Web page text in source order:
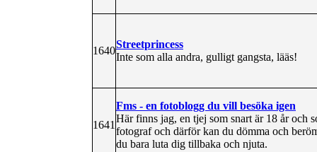
1640
Streetprincess
Inte som alla andra, gulligt gangsta, lääs!
1641
Fms - en fotoblogg du vill besöka igen
Här finns jag, en tjej som snart är 18 år och
fotograf och därför kan du dömma och
du bara luta dig tillbaka och njuta.